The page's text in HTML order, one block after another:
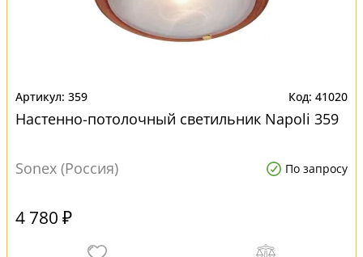
359 41020
Настенно-потолочный светильник Napoli 359
Sonex (Россия) По запросу
4 780 ₽